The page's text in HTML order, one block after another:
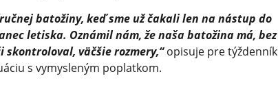
batožiny, keď sme už čakali len na nástup do
letiska. Oznámil nám, že naša batožina má, bez
väčšie rozmery,“opisuje pre týždenník
s vymysleným poplatkom.